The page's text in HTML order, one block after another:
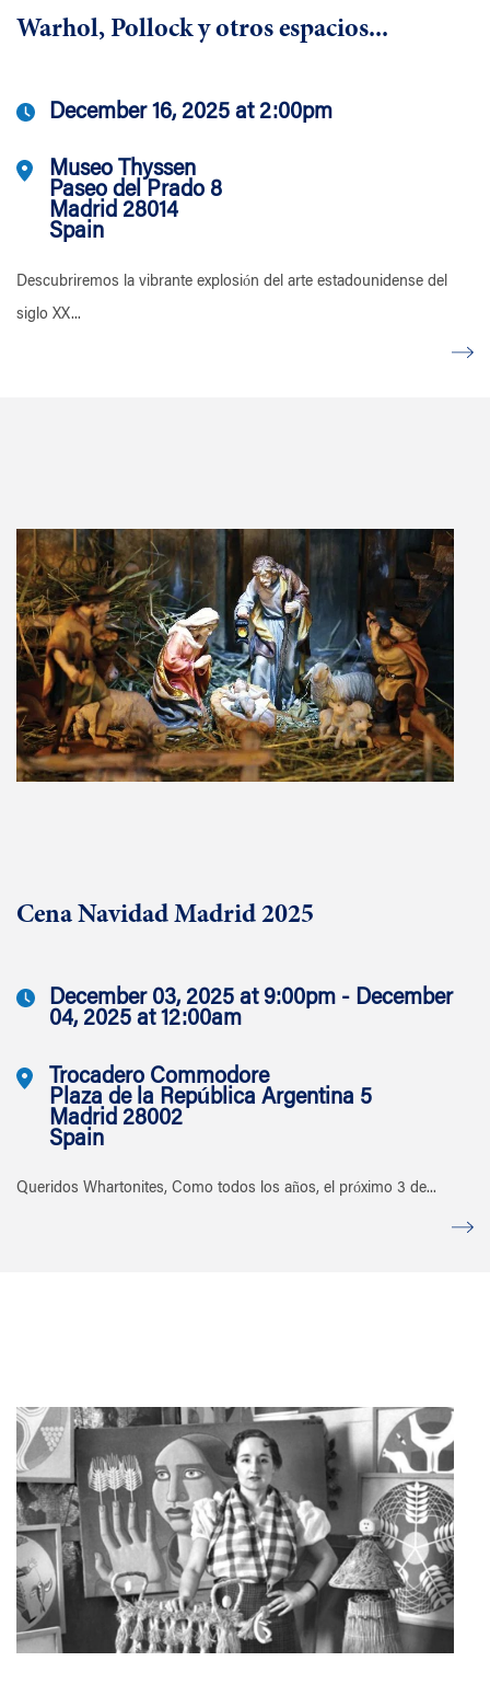
Warhol, Pollock y otros espacios...
December 16, 2025 at 2:00pm
Museo Thyssen
Paseo del Prado 8
Madrid 28014
Spain
Descubriremos la vibrante explosión del arte estadounidense del
siglo XX...
Cena Navidad Madrid 2025
December 03, 2025 at 9:00pm - December
04, 2025 at 12:00am
Trocadero Commodore
Plaza de la República Argentina 5
Madrid 28002
Spain
Queridos Whartonites, Como todos los años, el próximo 3 de...